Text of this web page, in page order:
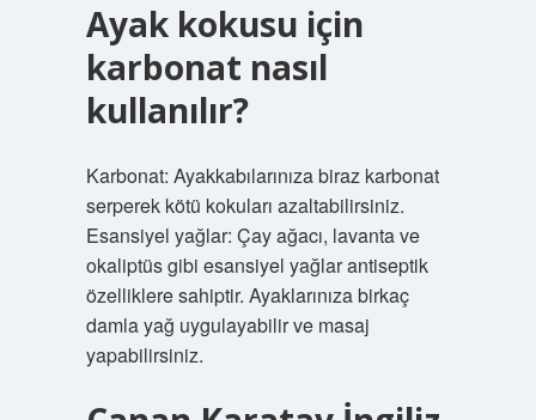
Ayak kokusu için
karbonat nasıl
kullanılır?
Karbonat: Ayakkabılarınıza biraz karbonat
serperek kötü kokuları azaltabilirsiniz.
Esansiyel yağlar: Çay ağacı, lavanta ve
okaliptüs gibi esansiyel yağlar antiseptik
özelliklere sahiptir. Ayaklarınıza birkaç
damla yağ uygulayabilir ve masaj
yapabilirsiniz.